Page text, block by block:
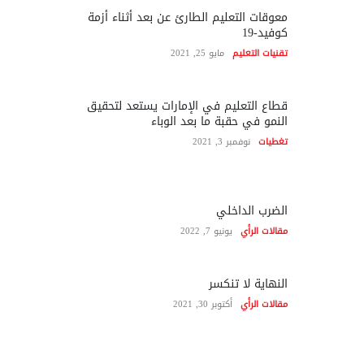
معوقات التعليم الطارئ عن بعد أثناء أزمة
كوفيد-19
تقنيات التعليم مايو 25, 2021
قطاع التعليم في الإمارات يستعد لتحقيق
النمو في حقبة ما بعد الوباء
تغطيات نوفمبر 3, 2021
الضرب الداخلي
مقالات الرأي يونيو 7, 2022
النهاية لا تنكسر
مقالات الرأي أكتوبر 30, 2021